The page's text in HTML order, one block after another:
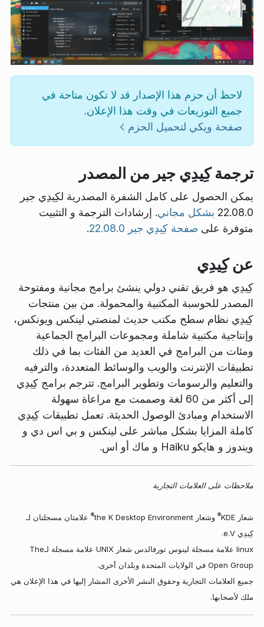
لاحظ أن حزم هذا الإصدار قد لا تكون متاحة في
جميع التوزيعات في وقت هذا الإعلان.
صفحة ويكي لتحميل الحزم
ترجمة كِيدِي جير من المصدر
يمكن الحصول على كامل الشفرة المصدرية لكِيدِي جير
22.08.0 بشكل مجاني. إرشادات الترجمة و التثبيت
متوفرة على صفحة كِيدِي جير 22.08.0 .
عن كِيدِي
كِيدِي هو فريق تقني دولي ينشئ برامج مجانية ومفتوحة
المصدر للحوسبة المكتبية والمحمولة. من بين منتجات
كِيدِي نظام سطح مكتب حديث لمنصتي لينكس ويونكس،
وإنتاجية مكتبية شاملة ومجموعات البرامج الجماعية
ومئات من البرامج في العديد من الفئات بما في ذلك
تطبيقات الإنترنت والويب والوسائط المتعددة، والترفيه
والتعليم والرسومات وتطوير البرامج. تترجم برامج كِيدِي
إلى أكثر من 60 لغة وصممت مع مراعاة سهولة
الاستخدام ومبادئ الوصول الحديثة. تعمل تطبيقات كِيدِي
كاملة المزايا بشكل مباشر على لينكس و بي اس دي و
ويندوز و هايكو Haiku و ماك أو اس.
ملاحظات على العلامات التجارية
شعار KDE ® وشعار the K Desktop Environment ® علامتان مسجلتان لـ
كِيدِي e.V.
linux علامة مسجلة لينوس تورفالدس شعار UNIX علامة مسجلة لـThe
Open Group في الولايات المتحدة وبلدان أخرى.
جميع العلامات التجارية وحقوق النشر الأخرى المشار إليها في هذا الإعلان هي
ملك لأصحابها.